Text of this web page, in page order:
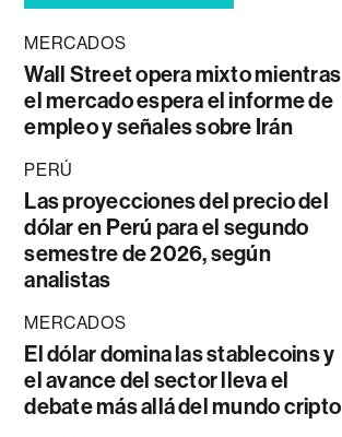
MERCADOS
Wall Street opera mixto mientras
el mercado espera el informe de
empleo y señales sobre Irán
PERÚ
Las proyecciones del precio del
dólar en Perú para el segundo
semestre de 2026, según
analistas
MERCADOS
El dólar domina las stablecoins y
el avance del sector lleva el
debate más allá del mundo cripto